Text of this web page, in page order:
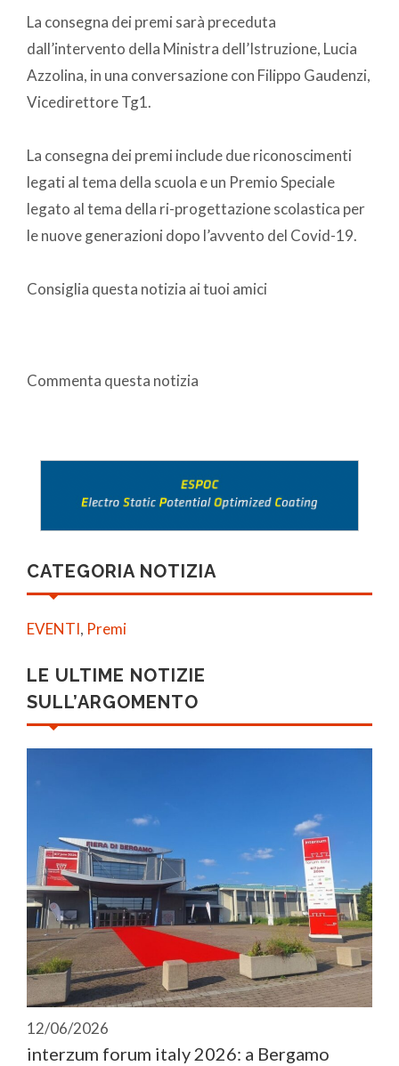
La consegna dei premi sarà preceduta
dall’intervento della Ministra dell’Istruzione, Lucia
Azzolina, in una conversazione con Filippo Gaudenzi,
Vicedirettore Tg1.
La consegna dei premi include due riconoscimenti
legati al tema della scuola e un Premio Speciale
legato al tema della ri-progettazione scolastica per
le nuove generazioni dopo l’avvento del Covid-19.
Consiglia questa notizia ai tuoi amici
Commenta questa notizia
CATEGORIA NOTIZIA
EVENTI, Premi
LE ULTIME NOTIZIE
SULL’ARGOMENTO
12/06/2026
interzum forum italy 2026: a Bergamo